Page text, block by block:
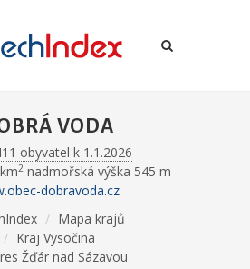
VODA
obyvatel k 1.1.2026
2 nadmořská výška 545 m
dobravoda.cz
Mapa krajů
Kraj Vysočina
Žďár nad Sázavou